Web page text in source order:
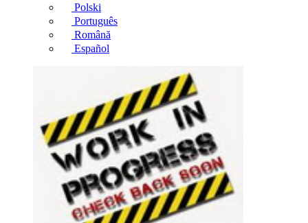
Polski
Português
Română
Español